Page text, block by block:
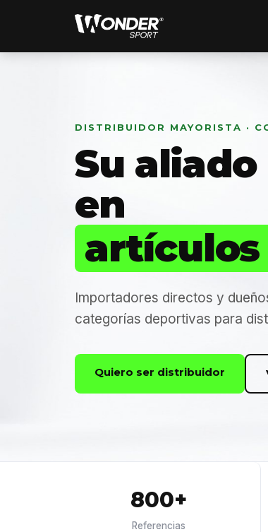
DISTRIBUIDOR MAYORISTA ·
Su
en
Importadores directos y
categorías deportivas para
Quiero ser distribuidor
800+
Referencias